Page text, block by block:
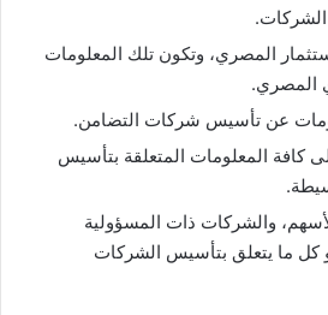
الشركات.
المصري، وتكون تلك المعلومات
المصري.
عن تأسيس شركات التضامن.
كافة المعلومات المتعلقة بتأسيس
والشركات ذات المسؤولية
كل ما يتعلق بتأسيس الشركات